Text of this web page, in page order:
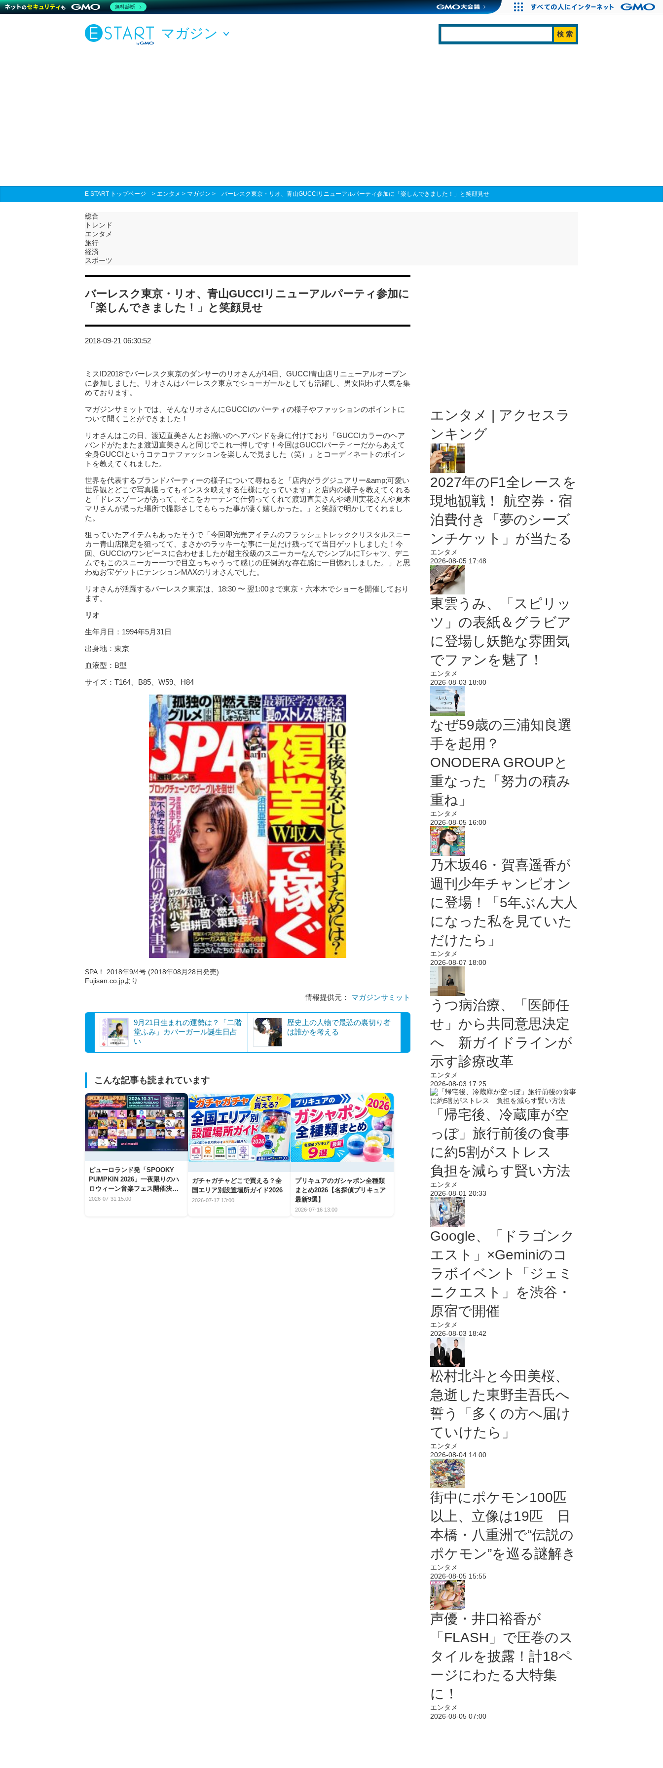
マガジン
E START トップページ > エンタメ > マガジン > バーレスク東京・リオ、青山GUCCIリニューアルパーティ参加に「楽しんできました！」と笑顔見せ
総合
トレンド
エンタメ
旅行
経済
スポーツ
バーレスク東京・リオ、青山GUCCIリニューアルパーティ参加に
「楽しんできました！」と笑顔見せ
2018-09-21 06:30:52
ミスID2018でバーレスク東京のダンサーのリオさんが14日、GUCCI青山店リニューアルオープン
に参加しました。リオさんはバーレスク東京でショーガールとしても活躍し、男女問わず人気を集
めております。
マガジンサミットでは、そんなリオさんにGUCCIのパーティの様子やファッションのポイントに
ついて聞くことができました！
リオさんはこの日、渡辺直美さんとお揃いのヘアバンドを身に付けており「GUCCIカラーのヘア
バンドがたまたま渡辺直美さんと同じでこれ一押しです！今回はGUCCIパーティーだからあえて
全身GUCCIというコ テコテファッションを楽しんで見ました（笑）」とコーディネートのポイン
トを教えてくれました。
世界を代表するブランドパーティーの様子について尋ねると「店内がラグジュアリー&amp;可愛い
世界観とどこで写真撮ってもインスタ映えする仕様になっています」と店内の様子を教えてくれる
と「ドレスゾーンがあって、そこをカーテンで仕切ってくれて渡辺直美さんや蜷川実花さんや夏木
マリさんが撮った場所で撮影さしてもらった事が凄く嬉しかった。」と笑顔で明かしてくれまし
た。
狙っていたアイテムもあったそうで「今回即完売アイテムのフラッシュトレッククリスタルスニー
カー青山店限定を狙ってて、まさかのラッキーな事に一足だけ残ってて当日ゲットしました！今
回、GUCCIのワンピースに合わせましたが超主役級のスニーカーなんでシンプルにTシャツ、デニ
ムでもこのスニーカー一つで目立っちゃうって感じの圧倒的な存在感に一目惚れしました。」と思
わぬお宝ゲットにテンションMAXのリオさんでした。
リオさんが活躍するバーレスク東京は、18:30 〜 翌1:00まで東京・六本木でショーを開催しており
ます。
リオ
生年月日：1994年5月31日
出身地：東京
血液型：B型
サイズ：T164、B85、W59、H84
SPA！ 2018年9/4号 (2018年08月28日発売)
Fujisan.co.jpより
情報提供元： マガジンサミット
9月21日生まれの運勢は？「二階
堂ふみ」カバーガール誕生日占
い
歴史上の人物で最恐の裏切り者
は誰かを考える
こんな記事も読まれています
ピューロランド発「SPOOKY
PUMPKIN 2026」一夜限りのハ
ロウィーン音楽フェス開催決
定！
2026-07-31 15:00
ガチャガチャどこで買える？全
国エリア別設置場所ガイド2026
2026-07-17 13:00
プリキュアのガシャポン全種類
まとめ2026【名探偵プリキュア
最新9選】
2026-07-16 13:00
エンタメ | アクセスラ
ンキング
2027年のF1全レースを
現地観戦！ 航空券・宿
泊費付き「夢のシーズ
ンチケット」が当たる
エンタメ
2026-08-05 17:48
東雲うみ、「スピリッ
ツ」の表紙＆グラビア
に登場し妖艶な雰囲気
でファンを魅了！
エンタメ
2026-08-03 18:00
なぜ59歳の三浦知良選
手を起用？
ONODERA GROUPと
重なった「努力の積み
重ね」
エンタメ
2026-08-05 16:00
乃木坂46・賀喜遥香が
週刊少年チャンピオン
に登場！「5年ぶん大人
になった私を見ていた
だけたら」
エンタメ
2026-08-07 18:00
うつ病治療、「医師任
せ」から共同意思決定
へ 新ガイドラインが
示す診療改革
エンタメ
2026-08-03 17:25
「帰宅後、冷蔵庫が空
っぽ」旅行前後の食事
に約5割がストレス
負担を減らす賢い方法
エンタメ
2026-08-01 20:33
Google、「ドラゴンク
エスト」×Geminiのコ
ラボイベント「ジェミ
ニクエスト」を渋谷・
原宿で開催
エンタメ
2026-08-03 18:42
松村北斗と今田美桜、
急逝した東野圭吾氏へ
誓う「多くの方へ届け
ていけたら」
エンタメ
2026-08-04 14:00
街中にポケモン100匹
以上、立像は19匹 日
本橋・八重洲で“伝説の
ポケモン”を巡る謎解き
エンタメ
2026-08-05 15:55
声優・井口裕香が
「FLASH」で圧巻のス
タイルを披露！計18ペ
ージにわたる大特集
に！
エンタメ
2026-08-05 07:00
無料診断